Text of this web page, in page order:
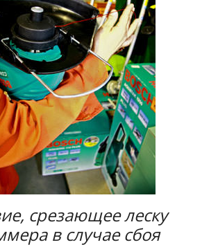
срезающее леску
в случае сбоя